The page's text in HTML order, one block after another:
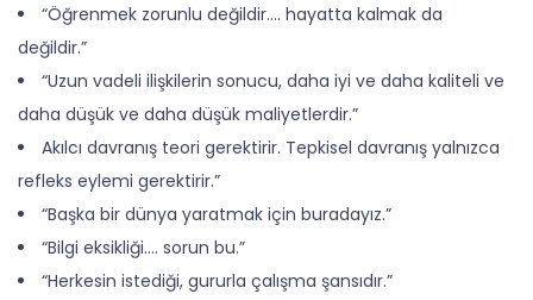
“Öğrenmek zorunlu değildir…. hayatta kalmak da
değildir.”
“Uzun vadeli ilişkilerin sonucu, daha iyi ve daha kaliteli ve
daha düşük ve daha düşük maliyetlerdir.”
Akılcı davranış teori gerektirir. Tepkisel davranış yalnızca
refleks eylemi gerektirir.”
“Başka bir dünya yaratmak için buradayız.”
“Bilgi eksikliği…. sorun bu.”
“Herkesin istediği, gururla çalışma şansıdır.”